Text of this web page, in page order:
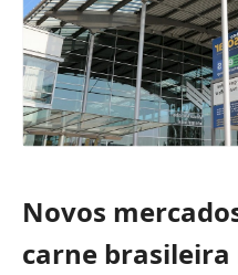
Novos
carne brasileira